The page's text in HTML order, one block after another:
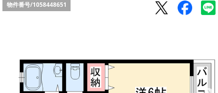
☆ネット無料☆
路線·駅から探す
物件番号/1058448651